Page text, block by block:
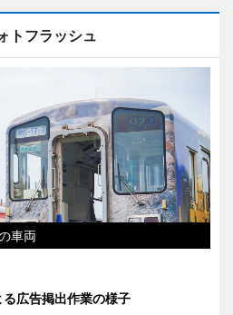
トフラッシュ
車両
広告掲出作業の様子